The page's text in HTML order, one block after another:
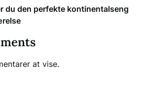
du den perfekte kontinentalseng
at vise.